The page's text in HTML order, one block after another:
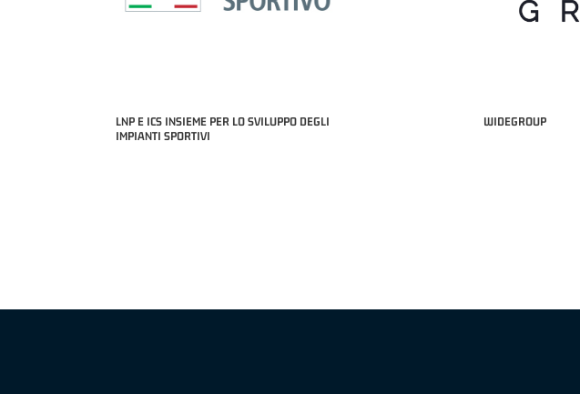
LNP E ICS INSIEME PER LO SVILUPPO DEGLI
IMPIANTI SPORTIVI
WIDEGROUP